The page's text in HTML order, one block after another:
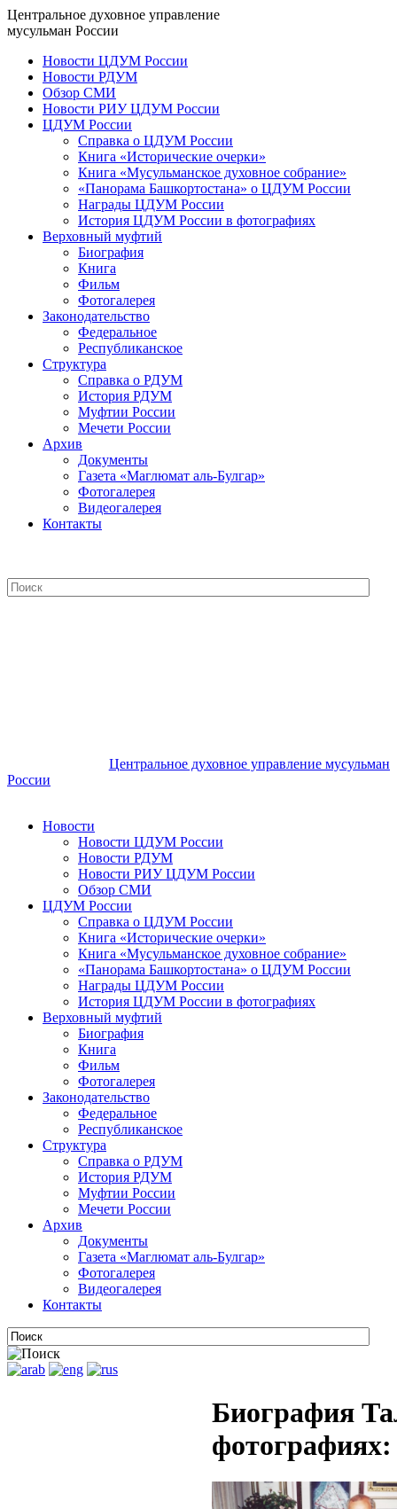
Центральное духовное управление
мусульман России
Новости ЦДУМ России
Новости РДУМ
Обзор СМИ
Новости РИУ ЦДУМ России
ЦДУМ России
Справка о ЦДУМ России
Книга «Исторические очерки»
Книга «Мусульманское духовное собрание»
«Панорама Башкортостана» о ЦДУМ России
Награды ЦДУМ России
История ЦДУМ России в фотографиях
Верховный муфтий
Биография
Книга
Фильм
Фотогалерея
Законодательство
Федеральное
Республиканское
Структура
Справка о РДУМ
История РДУМ
Муфтии России
Мечети России
Архив
Документы
Газета «Маглюмат аль-Булгар»
Фотогалерея
Видеогалерея
Контакты
Центральное духовное управление мусульман
России
Новости
Новости ЦДУМ России
Новости РДУМ
Новости РИУ ЦДУМ России
Обзор СМИ
ЦДУМ России
Справка о ЦДУМ России
Книга «Исторические очерки»
Книга «Мусульманское духовное собрание»
«Панорама Башкортостана» о ЦДУМ России
Награды ЦДУМ России
История ЦДУМ России в фотографиях
Верховный муфтий
Биография
Книга
Фильм
Фотогалерея
Законодательство
Федеральное
Республиканское
Структура
Справка о РДУМ
История РДУМ
Муфтии России
Мечети России
Архив
Документы
Газета «Маглюмат аль-Булгар»
Фотогалерея
Видеогалерея
Контакты
Биография
фотографиях: